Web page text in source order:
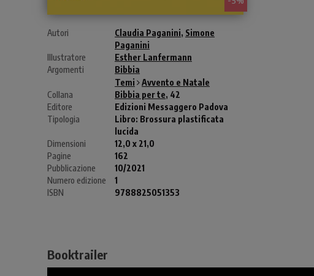
Autori Claudia Paganini, Simone
Paganini
Illustratore
Esther Lanfermann
Argomenti
Bibbia
Temi
Avvento e Natale
Collana
Bibbia per te, 42
Editore
Edizioni Messaggero Padova
Tipologia
Libro: Brossura plastificata
lucida
Dimensioni
12,0 x 21,0
Pagine
162
Pubblicazione
10/2021
Numero edizione
1
ISBN
9788825051353
Booktrailer